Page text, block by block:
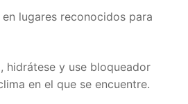
lugares reconocidos para
hidrátese y use bloqueador
en el que se encuentre.